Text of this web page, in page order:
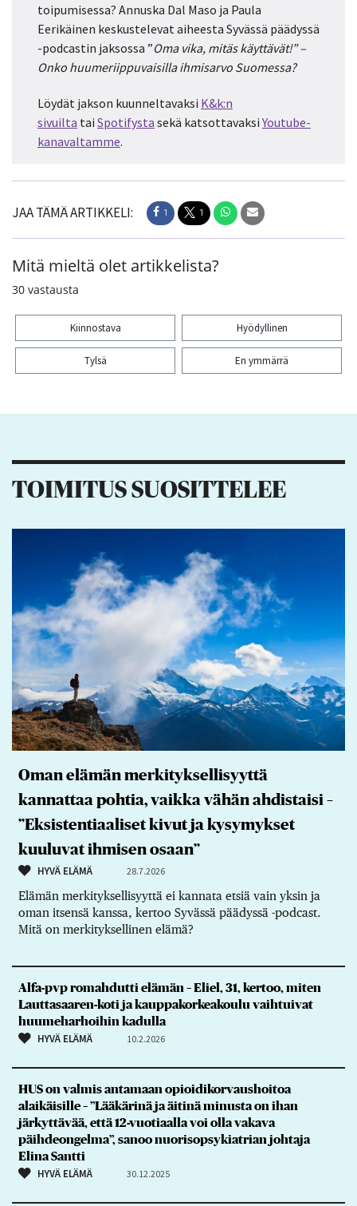
toipumisessa? Annuska Dal Maso ja Paula
Eerikäinen keskustelevat aiheesta Syvässä päädyssä
-podcastin jaksossa ”Oma vika, mitäs käyttävät!” –
Onko huumeriippuvaisilla ihmisarvo Suomessa?
Löydät jakson kuunneltavaksi K&k:n
sivuilta tai Spotifysta sekä katsottavaksiYoutube-
kanavaltamme.
JAA TÄMÄ ARTIKKELI: 1 1
Mitä mieltä olet artikkelista?
30 vastausta
Kiinnostava Hyödyllinen
Tylsä En ymmärrä
TOIMITUS SUOSITTELEE
Oman elämän merkityksellisyyttä
kannattaa pohtia, vaikka vähän ahdistaisi –
”Eksistentiaaliset kivut ja kysymykset
kuuluvat ihmisen osaan”
HYVÄ ELÄMÄ 28.7.2026
Elämän merkityksellisyyttä ei kannata etsiä vain yksin ja
oman itsensä kanssa, kertoo Syvässä päädyssä -podcast.
Mitä on merkityksellinen elämä?
Alfa-pvp romahdutti elämän – Eliel, 31, kertoo, miten
Lauttasaaren-koti ja kauppakorkeakoulu vaihtuivat
huumeharhoihin kadulla
HYVÄ ELÄMÄ 10.2.2026
HUS on valmis antamaan opioidikorvaushoitoa
alaikäisille – ”Lääkärinä ja äitinä minusta on ihan
järkyttävää, että 12-vuotiaalla voi olla vakava
päihdeongelma”, sanoo nuorisopsykiatrian johtaja
Elina Santti
HYVÄ ELÄMÄ 30.12.2025